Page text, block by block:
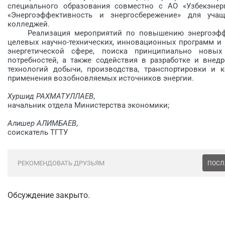
специального образования совместно с АО
«Энергоэффективность и энергосбережение» для
колледжей.
Реализация мероприятий по повышению
целевых научно-технических, инновационных программ
энергетической сфере, поиска принципиально
потребностей, а также содействия в разработке и
технологий добычи, производства, транспортировки
применения возобновляемых источников энергии.
Хуршид РАХМАТУЛЛАЕВ,
начальник отдела Министерства экономики;
Алишер АЛИМБАЕВ,
соискатель ТГТУ
РЕКОМЕНДОВАТЬ ДРУЗЬЯМ
Обсуждение закрыто.